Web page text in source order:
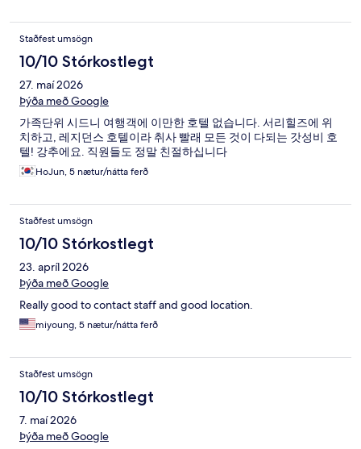
Staðfest umsögn
10/10 Stórkostlegt
27. maí 2026
Þýða með Google
가족단위 시드니 여행객에 이만한 호텔 없습니다. 서리힐즈에 위
치하고, 레지던스 호텔이라 취사 빨래 모든 것이 다되는 갓성비 호
텔! 강추에요. 직원들도 정말 친절하십니다
HoJun, 5 nætur/nátta ferð
Staðfest umsögn
10/10 Stórkostlegt
23. apríl 2026
Þýða með Google
Really good to contact staff and good location.
miyoung, 5 nætur/nátta ferð
Staðfest umsögn
10/10 Stórkostlegt
7. maí 2026
Þýða með Google